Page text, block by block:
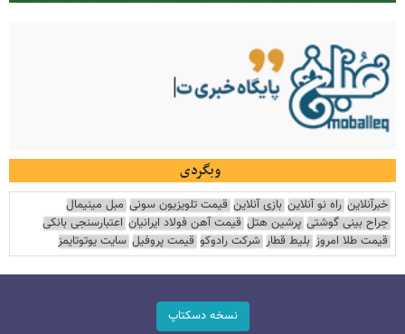
وبگردی
خبرآنلاین راه نو آنلاین بازی آنلاین قیمت تلویزیون سونی مبل مینیمال
جراح بینی گوشتی پرشین هتل قیمت آهن فولاد ایرانیان اعتبارسنجی بانکی
قیمت طلا امروز بلیط قطار شرکت رادوکو قیمت پروفیل سایت یوتوتایمز
نسخه دسکتاپ